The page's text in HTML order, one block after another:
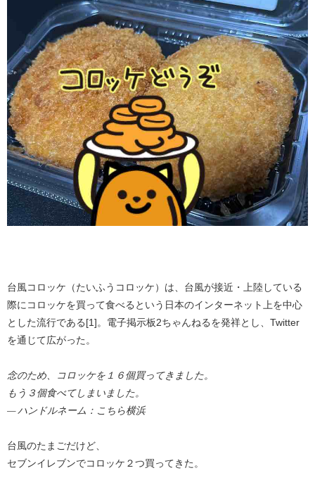
台風コロッケ（たいふうコロッケ）は、台風が接近・上陸している
際にコロッケを買って食べるという日本のインターネット上を中心
とした流行である[1]。電子掲示板2ちゃんねるを発祥とし、Twitter
を通じて広がった。
念のため、コロッケを１６個買ってきました。
もう３個食べてしまいました。
— ハンドルネーム：こちら横浜
台風のたまごだけど、
セブンイレブンでコロッケ２つ買ってきた。